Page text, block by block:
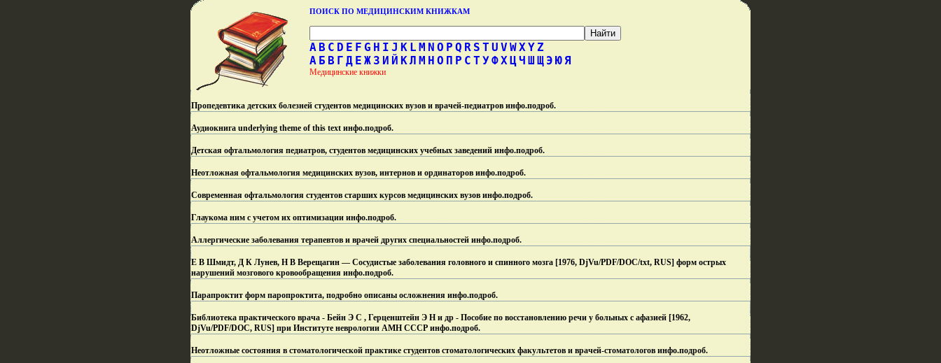
ПОИСК ПО МЕДИЦИНСКИМ КНИЖКАМ
A B C D E F G H I J K L M N O P Q R S T U V WXY Z
А Б В Г Д Е Ж З И Й КЛ М Н О П Р С Т УФХЦЧ Ш Щ Э ЮЯ
Медицинские книжки
Пропедевтика детских болезней студентов медицинских вузов и врачей-педиатров инфо.подроб.
Аудиокнига underlying theme of this text инфо.подроб.
Детская офтальмология педиатров, студентов медицинских учебных заведений инфо.подроб.
Неотложная офтальмология медицинских вузов, интернов и ординаторов инфо.подроб.
Современная офтальмология студентов старших курсов медицинских вузов инфо.подроб.
Глаукома ним с учетом их оптимизации инфо.подроб.
Аллергические заболевания терапевтов и врачей других специальностей инфо.подроб.
Е В Шмидт, Д К Лунев, Н В Верещагин — Сосудистые заболевания головного и спинного мозга [1976, DjVu/PDF/DOC/txt, RUS] форм острых
нарушений мозгового кровообращения инфо.подроб.
Парапроктит форм паропроктита, подробно описаны осложнения инфо.подроб.
Библиотека практического врача - Бейн Э С , Герценштейн Э Н и др - Пособие по восстановлению речи у больных с афазией [1962,
DjVu/PDF/DOC, RUS] при Институте неврологии АМН СССР инфо.подроб.
Неотложные состояния в стоматологической практике студентов стоматологических факультетов и врачей-стоматологов инфо.подроб.